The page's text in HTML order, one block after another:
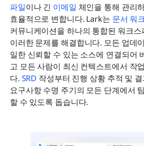
파일이나 긴 이메일 체인을 통해 관리
효율적으로 변합니다. Lark는 문서 워
커뮤니케이션을 하나의 통합된 워크
이러한 문제를 해결합니다. 모든 업데
일한 신뢰할 수 있는 소스에 연결되어
고 모든 사람이 최신 컨텍스트에서 작
다. SRD 작성부터 진행 상황 추적 및
요구사항 수명 주기의 모든 단계에서
할 수 있도록 돕습니다.